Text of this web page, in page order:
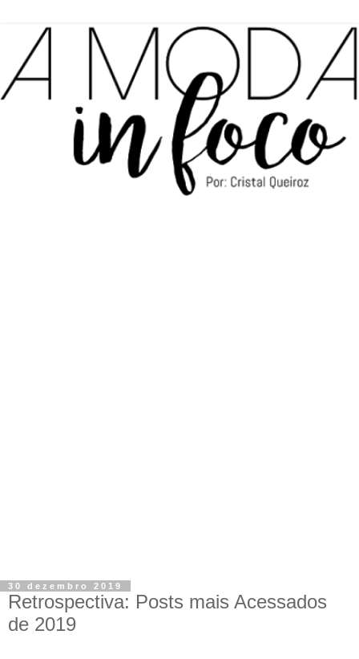
30 dezembro 2019
Retrospectiva: Posts mais Acessados
de 2019